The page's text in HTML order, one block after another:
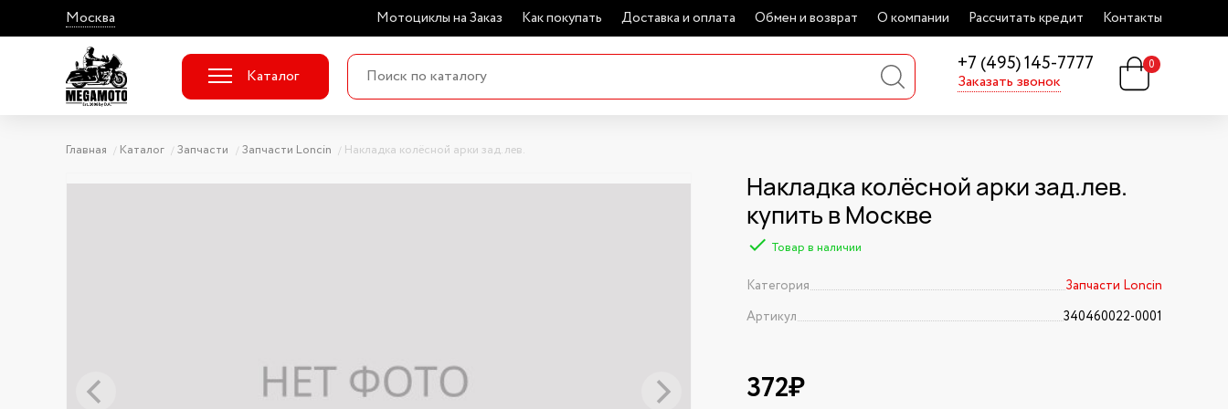
Москва Мотоциклы на Заказ Как покупать Доставка и оплата Обмен и возврат О компании Рассчитать кредит Контакты
+7 (495) 145-7777
Заказать звонок
Каталог
0
Главная Каталог Запчасти Запчасти Loncin Накладка колёсной арки зад.лев.
Накладка колёсной арки зад.лев.
купить в Москве
Товар в наличии
Категория
Запчасти Loncin
Артикул
340460022-0001
372₽